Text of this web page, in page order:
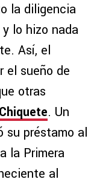
la diligencia
lo hizo nada
Así, el
el sueño de
otras
. Un
su préstamo al
la Primera
al